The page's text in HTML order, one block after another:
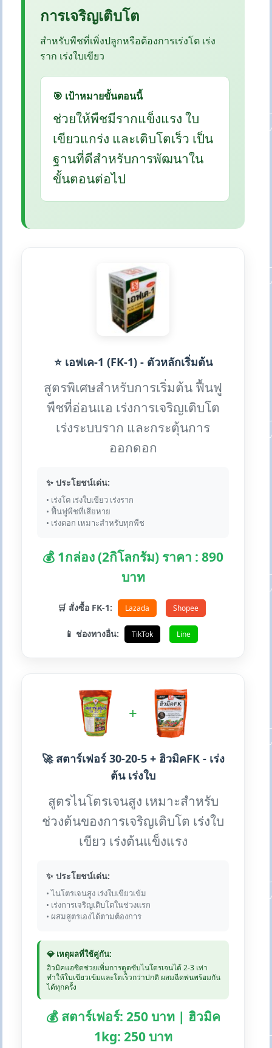
การเจริญเติบโต
สำหรับพืชที่เพิ่งปลูกหรือต้องการเร่งโต เร่ง
ราก เร่งใบเขียว
🎯 เป้าหมายขั้นตอนนี้
ช่วยให้พืชมีรากแข็งแรง ใบ
เขียวแกร่ง และเติบโตเร็ว เป็น
ฐานที่ดีสำหรับการพัฒนาใน
ขั้นตอนต่อไป
⭐ เอฟเค-1 (FK-1) - ตัวหลักเริ่มต้น
สูตรพิเศษสำหรับการเริ่มต้น ฟื้นฟู
พืชที่อ่อนแอ เร่งการเจริญเติบโต
เร่งระบบราก และกระตุ้นการ
ออกดอก
✨ ประโยชน์เด่น:
• เร่งโต เร่งใบเขียว เร่งราก
• ฟื้นฟูพืชที่เสียหาย
• เร่งดอก เหมาะสำหรับทุกพืช
💰 1กล่อง (2กิโลกรัม) ราคา : 890
บาท
🛒 สั่งซื้อ FK-1: Lazada Shopee
📱 ช่องทางอื่น: TikTok Line
+
🚀 สตาร์เฟอร์ 30-20-5 + ฮิวมิคFK - เร่ง
ต้น เร่งใบ
สูตรไนโตรเจนสูง เหมาะสำหรับ
ช่วงต้นของการเจริญเติบโต เร่งใบ
เขียว เร่งต้นแข็งแรง
✨ ประโยชน์เด่น:
• ไนโตรเจนสูง เร่งใบเขียวเข้ม
• เร่งการเจริญเติบโตในช่วงแรก
• ผสมสูตรเองได้ตามต้องการ
💎 เหตุผลที่ใช้คู่กัน:
ฮิวมิคแอซิดช่วยเพิ่มการดูดซับไนโตรเจนได้ 2-3 เท่า
ทำให้ใบเขียวเข้มและโตเร็วกว่าปกติ ผสมฉีดพ่นพร้อมกัน
ได้ทุกครั้ง
💰 สตาร์เฟอร์: 250 บาท | ฮิวมิค
1kg: 250 บาท